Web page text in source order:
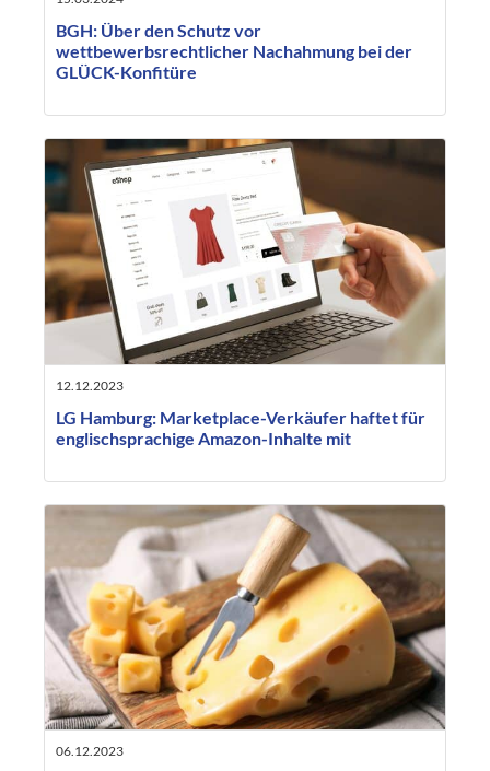
BGH: Über den Schutz vor
wettbewerbsrechtlicher Nachahmung bei der
GLÜCK-Konfitüre
12.12.2023
LG Hamburg: Marketplace-Verkäufer haftet für
englischsprachige Amazon-Inhalte mit
06.12.2023